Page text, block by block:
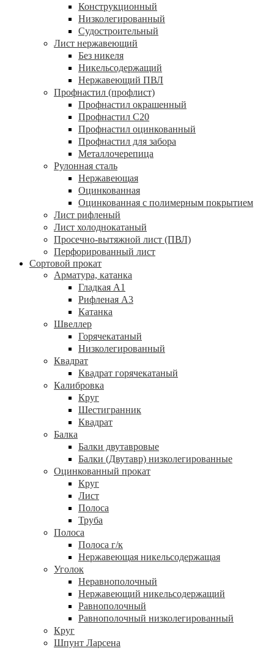
Конструкционный
Низколегированный
Судостроительный
Лист нержавеющий
Без никеля
Никельсодержащий
Нержавеющий ПВЛ
Профнастил (профлист)
Профнастил окрашенный
Профнастил С20
Профнастил оцинкованный
Профнастил для забора
Металлочерепица
Рулонная сталь
Нержавеющая
Оцинкованная
Оцинкованная с полимерным покрытием
Лист рифленый
Лист холоднокатаный
Просечно-вытяжной лист (ПВЛ)
Перфорированный лист
Сортовой прокат
Арматура, катанка
Гладкая А1
Рифленая А3
Катанка
Швеллер
Горячекатаный
Низколегированный
Квадрат
Квадрат горячекатаный
Калибровка
Круг
Шестигранник
Квадрат
Балка
Балки двутавровые
Балки (Двутавр) низколегированные
Оцинкованный прокат
Круг
Лист
Полоса
Труба
Полоса
Полоса г/к
Нержавеющая никельсодержащая
Уголок
Неравнополочный
Нержавеющий никельсодержащий
Равнополочный
Равнополочный низколегированный
Круг
Шпунт Ларсена